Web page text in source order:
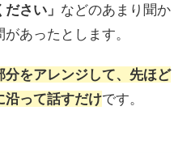
さい」 などのあまり聞か
あったとします。
分をアレンジして、先ほど
沿って話すだけです。